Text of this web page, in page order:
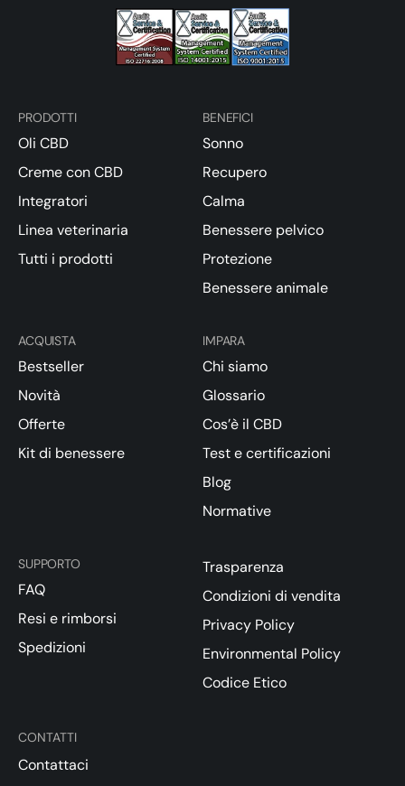
PRODOTTI
Oli CBD
Creme con CBD
Integratori
Linea veterinaria
Tutti i prodotti
BENEFICI
Sonno
Recupero
Calma
Benessere pelvico
Protezione
Benessere animale
ACQUISTA
Bestseller
Novità
Offerte
Kit di benessere
IMPARA
Chi siamo
Glossario
Cos’è il CBD
Test e certificazioni
Blog
Normative
CONTATTI
Contattaci
SUPPORTO
FAQ
Resi e rimborsi
Spedizioni
Trasparenza
Condizioni di vendita
Privacy Policy
Environmental Policy
Codice Etico